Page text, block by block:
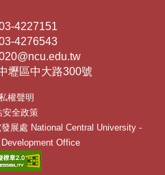
4227151
4276543
壢區中大路300號
權聲明
安全政策
展處 National Central University -
Office